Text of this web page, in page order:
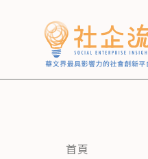
首頁